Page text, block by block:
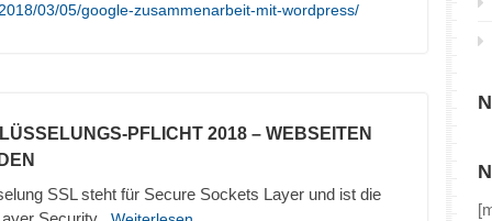
03/05/google-zusammenarbeit-mit-wordpress/
PFLICHT 2018 – WEBSEITEN
SSL steht für Secure Sockets Layer und ist die